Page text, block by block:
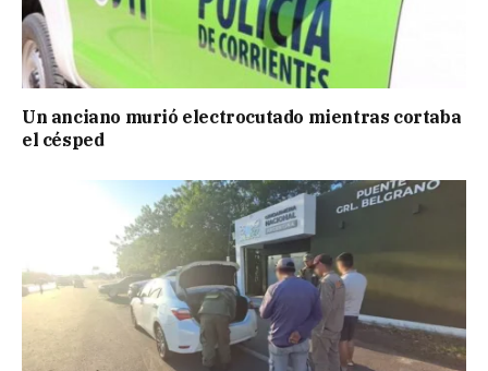
Un anciano murió electrocutado mientras cortaba
el césped